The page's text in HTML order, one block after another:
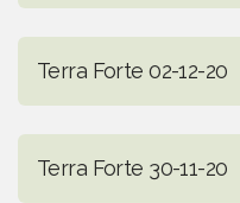
Terra Forte 02-12-20
Terra Forte 30-11-20